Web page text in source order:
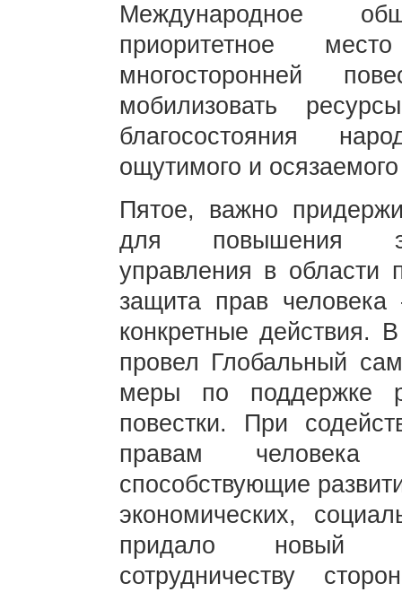
Международное
приоритетное
многосторонней
мобилизовать
благосостояния
ощутимого и
Пятое, важно
для повышения
управления в области
защита прав
конкретные действия.
провел Глобальный
меры по поддержке
повестки. При
правам человека
способствующие
экономических,
придало новый
сотрудничеству